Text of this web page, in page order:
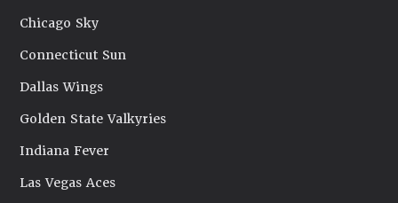
Chicago Sky
Connecticut Sun
Dallas Wings
Golden State Valkyries
Indiana Fever
Las Vegas Aces